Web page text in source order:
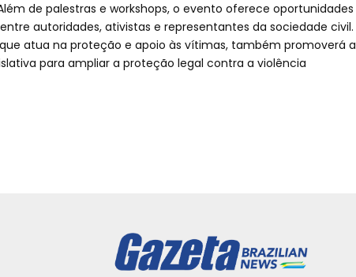
de palestras e workshops, o evento oferece oportunidades
autoridades, ativistas e representantes da sociedade civil.
atua na proteção e apoio às vítimas, também promoverá a
para ampliar a proteção legal contra a violência